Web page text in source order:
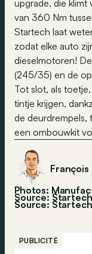
upgrade, die klimt
van 360 Nm
Startech laat
zodat elke auto
dieselmotoren!
(245/35) en de
Tot slot, als
tintje krijgen,
de deurdrempels,
een ombouwkit
Photos:
Source: Startech
Source: Startech
PUBLICITÉ